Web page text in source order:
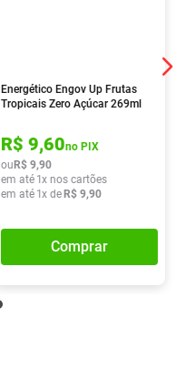
Energético Engov Up Frutas
Tropicais Zero Açúcar 269ml
R$ 9,60no PIX
ou R$ 9,90
em até 1x nos cartões
em até 1x de R$ 9,90
Comprar